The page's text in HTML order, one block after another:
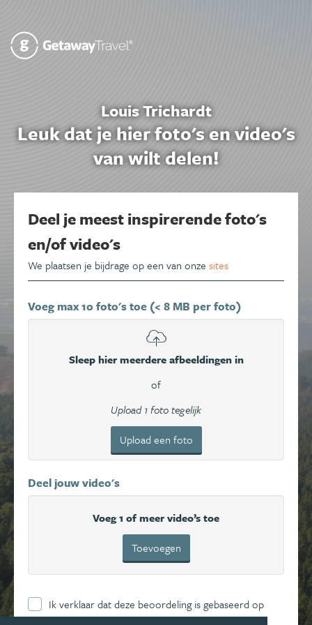
Louis Trichardt
Leuk dat je hier foto's en video's
van wilt delen!
Deel je meest inspirerende foto's
en/of video's
We plaatsen je bijdrage op een van onze sites
Voeg max 10 foto's toe (< 8 MB per foto)
Sleep hier meerdere afbeeldingen in
of
Upload 1 foto tegelijk
Upload een foto
Deel jouw video's
Voeg 1 of meer video’s toe
Toevoegen
Ik verklaar dat deze beoordeling is gebaseerd op
mijn eigen ervaring en ga hierbij akkoord met de